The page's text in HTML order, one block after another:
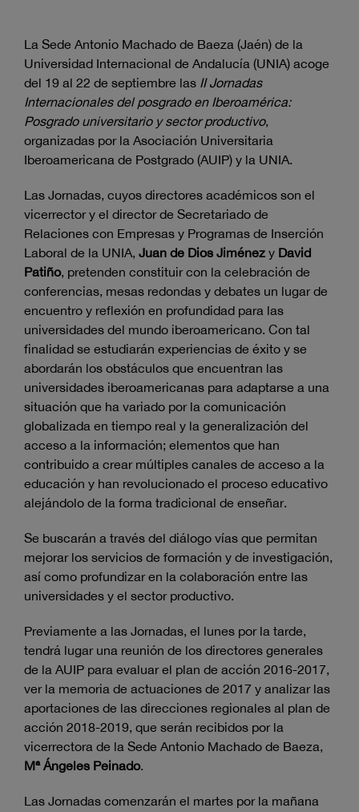
La Sede Antonio Machado de Baeza (Jaén) de la
Universidad Internacional de Andalucía (UNIA) acoge
del 19 al 22 de septiembre las II Jornadas
Internacionales del posgrado en Iberoamérica:
Posgrado universitario y sector productivo,
organizadas por la Asociación Universitaria
Iberoamericana de Postgrado (AUIP) y la UNIA.
Las Jornadas, cuyos directores académicos son el
vicerrector y el director de Secretariado de
Relaciones con Empresas y Programas de Inserción
Laboral de la UNIA, Juan de Dios Jiménez y David
Patiño, pretenden constituir con la celebración de
conferencias, mesas redondas y debates un lugar de
encuentro y reflexión en profundidad para las
universidades del mundo iberoamericano. Con tal
finalidad se estudiarán experiencias de éxito y se
abordarán los obstáculos que encuentran las
universidades iberoamericanas para adaptarse a una
situación que ha variado por la comunicación
globalizada en tiempo real y la generalización del
acceso a la información; elementos que han
contribuido a crear múltiples canales de acceso a la
educación y han revolucionado el proceso educativo
alejándolo de la forma tradicional de enseñar.
Se buscarán a través del diálogo vías que permitan
mejorar los servicios de formación y de investigación,
así como profundizar en la colaboración entre las
universidades y el sector productivo.
Previamente a las Jornadas, el lunes por la tarde,
tendrá lugar una reunión de los directores generales
de la AUIP para evaluar el plan de acción 2016-2017,
ver la memoria de actuaciones de 2017 y analizar las
aportaciones de las direcciones regionales al plan de
acción 2018-2019, que serán recibidos por la
vicerrectora de la Sede Antonio Machado de Baeza,
Mª Ángeles Peinado.
Las Jornadas comenzarán el martes por la mañana